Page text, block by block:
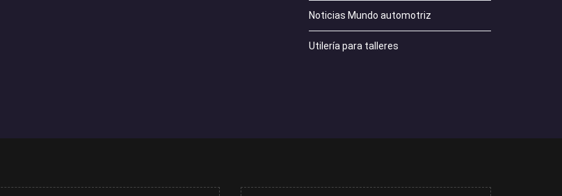
Noticias Mundo automotriz
Utilería para talleres